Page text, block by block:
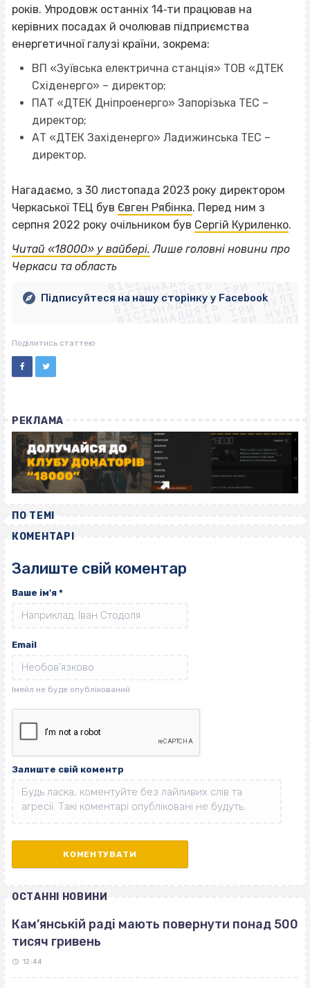
років. Упродовж останніх 14‐ти працював на
керівних посадах й очолював підприємства
енергетичної галузі країни, зокрема:
ВП «Зуївська електрична станція» ТОВ «ДТЕК
Східенерго» – директор;
ПАТ «ДТЕК Дніпроенерго» Запорізька ТЕС –
директор;
АТ «ДТЕК Західенерго» Ладижинська ТЕС –
директор.
Нагадаємо, з 30 листопада 2023 року директором
Черкаської ТЕЦ був Євген Рябінка. Перед ним з
серпня 2022 року очільником був Сергій Куриленко.
Читай «18000» у вайбері. Лише головні новини про
Черкаси та областьВІСІМНАДЦЯТЬ ТРИ НУЛІ
ВІСІМНАДЦЯТЬ ТРИ НУЛІ
ВІСІМНАДЦЯТЬ ТРИ НУЛІ
ВІСІМНАДЦЯТЬ ТРИ НУЛІ
ВІСІМНАДЦЯТЬ ТРИ НУЛІ
ВІСІМНАДЦЯТЬ ТРИ НУЛІ
ВІСІМНАДЦЯТЬ ТРИ НУЛІ
ВІСІМНАДЦЯТЬ ТРИ НУЛІ
Підписуйтеся на нашу сторінку у Facebook
Поділитись статтею
РЕКЛАМА
ПО ТЕМІ
КОМЕНТАРІ
Залиште свій коментар
Ваше ім'я *
Email
Залиште свій коментр
ОСТАННІ НОВИНИ
Кам’янській раді мають повернути понад 500
тисяч гривень
12:44